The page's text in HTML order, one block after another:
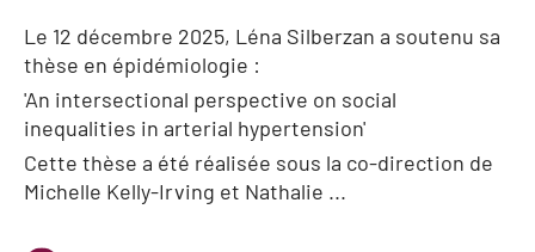
Le 12 décembre 2025, Léna Silberzan a soutenu sa
thèse en épidémiologie :
'An intersectional perspective on social
inequalities in arterial hypertension'
Cette thèse a été réalisée sous la co-direction de
Michelle Kelly-Irving et Nathalie ...